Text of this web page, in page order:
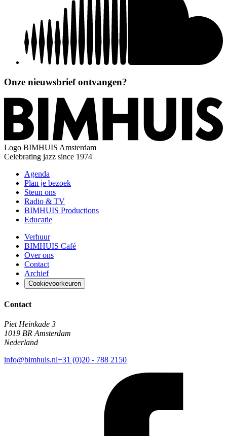
Onze nieuwsbrief ontvangen?
Logo BIMHUIS Amsterdam
Celebrating jazz since 1974
Agenda
Plan je bezoek
Steun ons
Radio & TV
BIMHUIS Productions
Educatie
Verhuur
BIMHUIS Café
Over ons
Contact
Archief
Cookievoorkeuren
Contact
Piet Heinkade 3
1019 BR Amsterdam
Nederland
info@bimhuis.nl+31 (0)20 - 788 2150